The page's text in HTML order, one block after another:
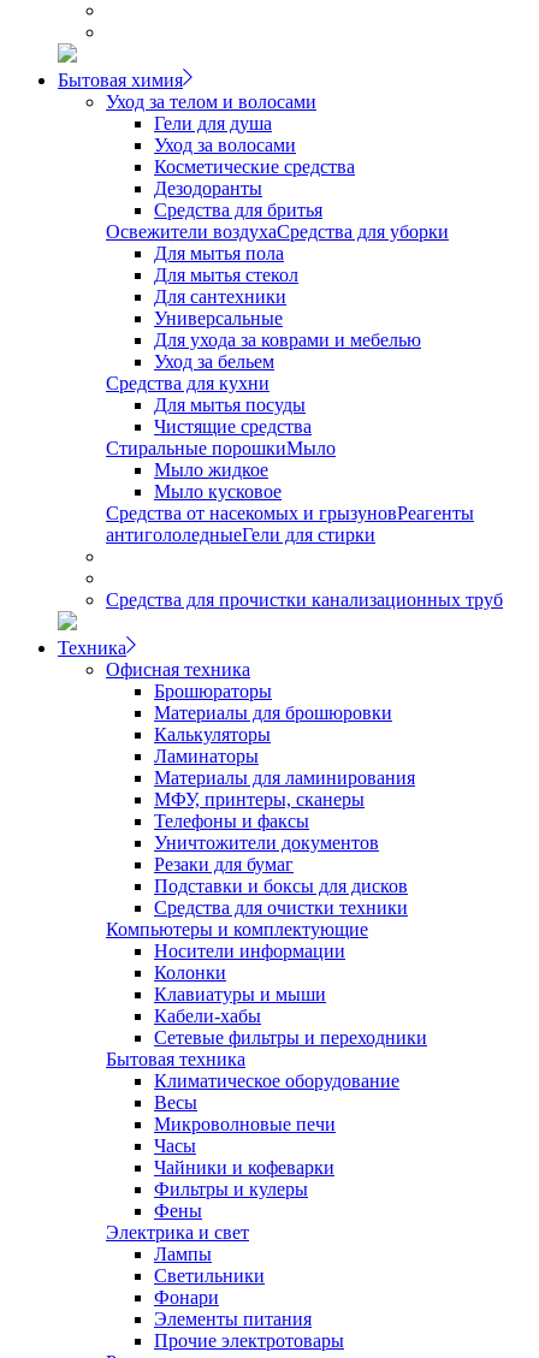
Бытовая химия
Уход за телом и волосами
Гели для душа
Уход за волосами
Косметические средства
Дезодоранты
Средства для бритья
Освежители воздухаСредства для уборки
Для мытья пола
Для мытья стекол
Для сантехники
Универсальные
Для ухода за коврами и мебелью
Уход за бельем
Средства для кухни
Для мытья посуды
Чистящие средства
Стиральные порошкиМыло
Мыло жидкое
Мыло кусковое
Средства от насекомых и грызуновРеагенты
антигололедныеГели для стирки
Средства для прочистки канализационных труб
Техника
Офисная техника
Брошюраторы
Материалы для брошюровки
Калькуляторы
Ламинаторы
Материалы для ламинирования
МФУ, принтеры, сканеры
Телефоны и факсы
Уничтожители документов
Резаки для бумаг
Подставки и боксы для дисков
Средства для очистки техники
Компьютеры и комплектующие
Носители информации
Колонки
Клавиатуры и мыши
Кабели-хабы
Сетевые фильтры и переходники
Бытовая техника
Климатическое оборудование
Весы
Микроволновые печи
Часы
Чайники и кофеварки
Фильтры и кулеры
Фены
Электрика и свет
Лампы
Светильники
Фонари
Элементы питания
Прочие электротовары